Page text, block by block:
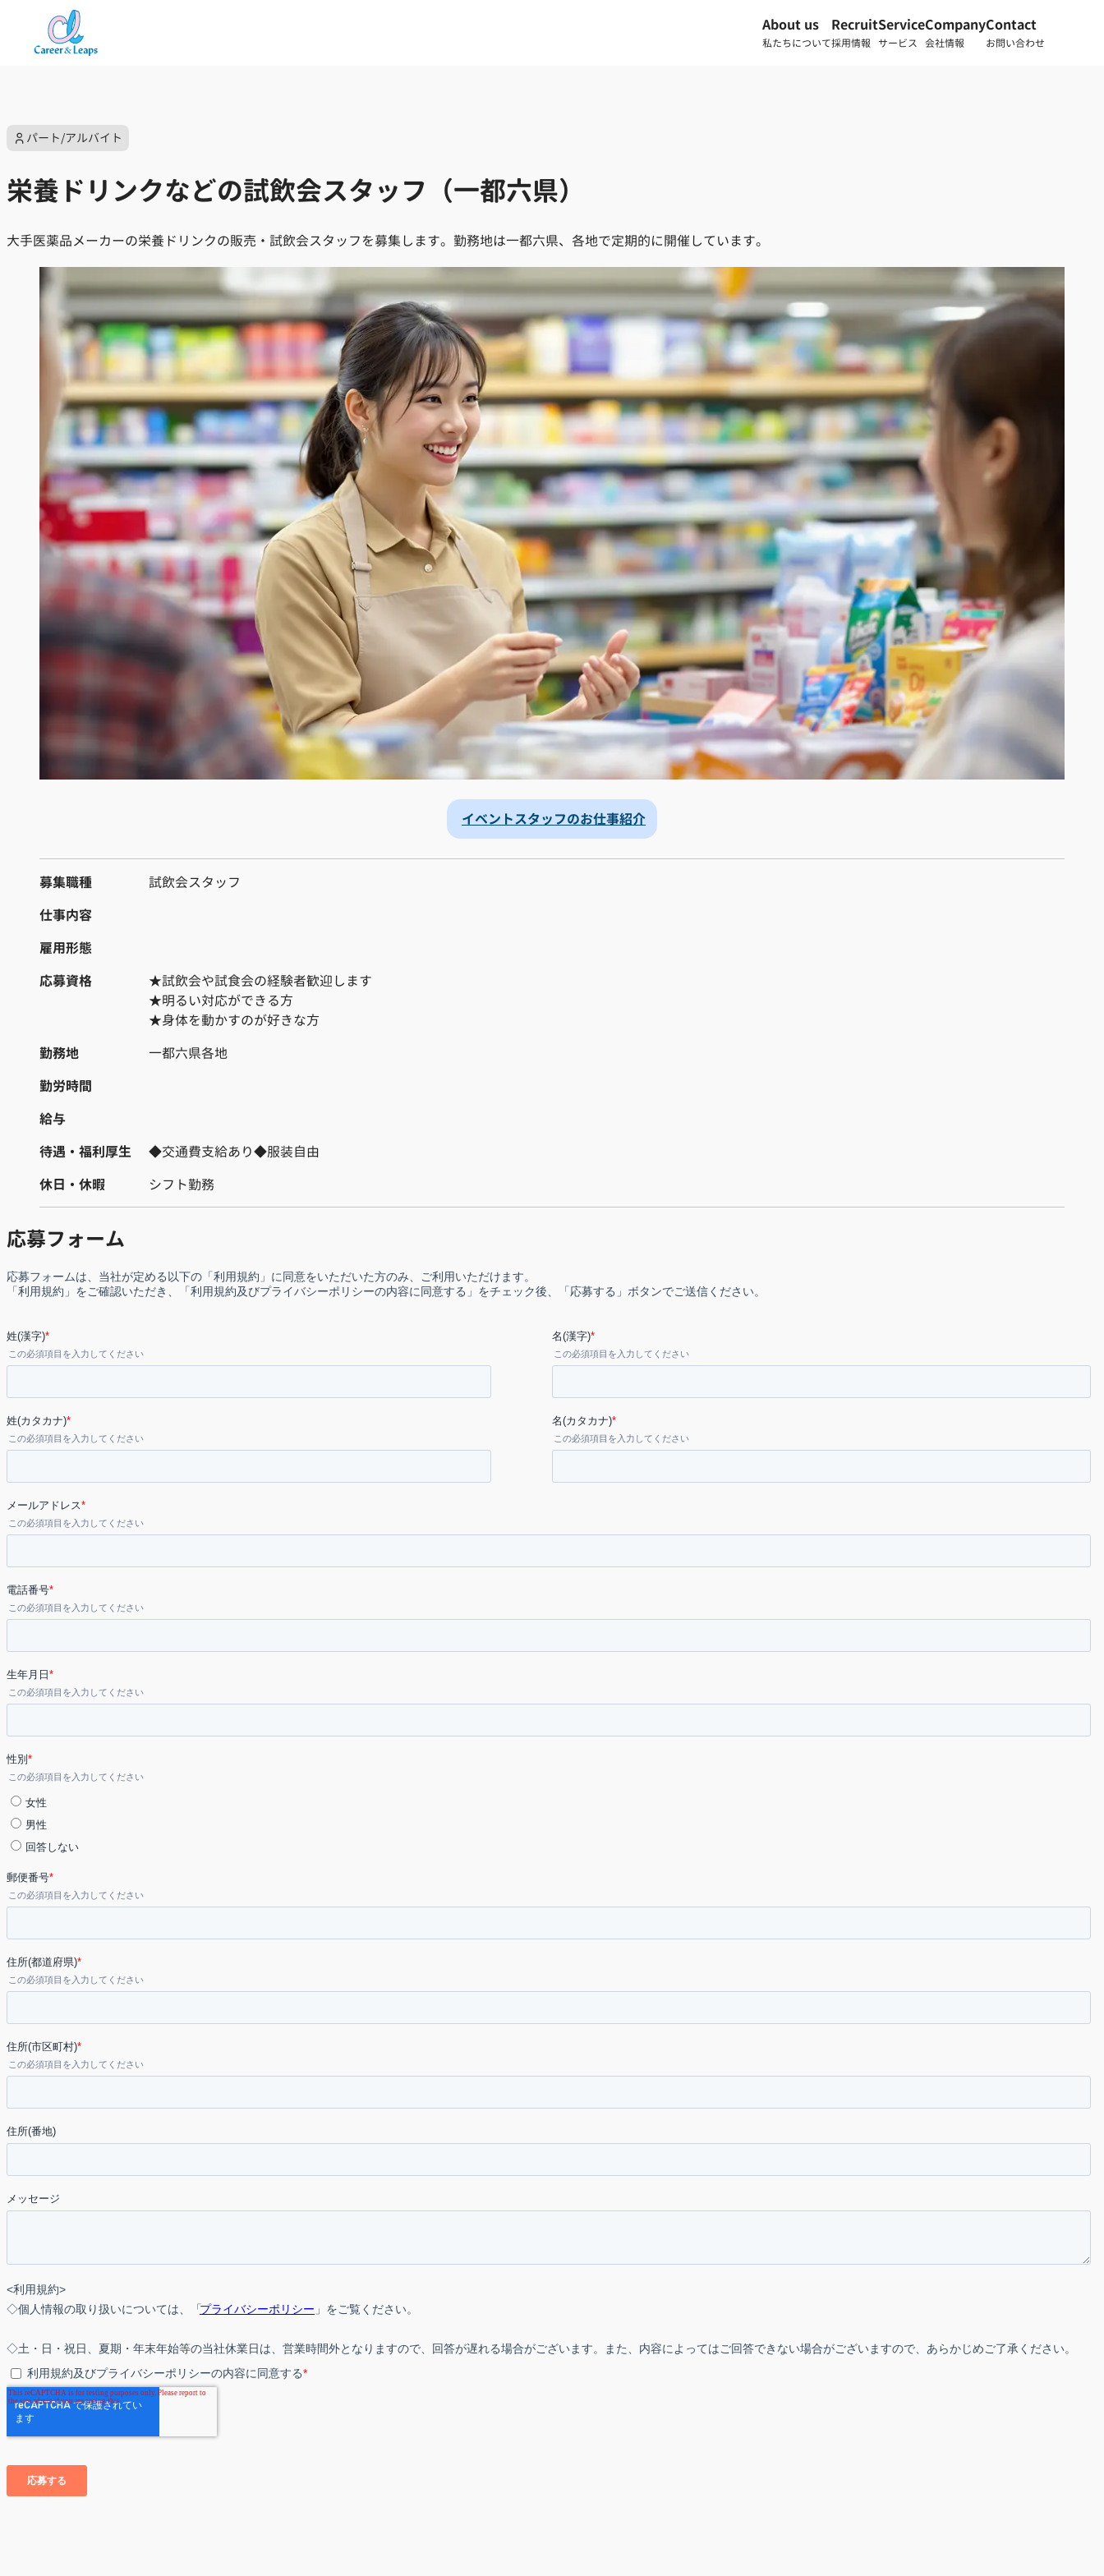
プ
About us
私たちについて
Recruit
採用情報
Service
サービス
Company
会社情報
Contact
お問い合わせ
パート/アルバイト
栄養ドリンクなどの試飲会スタッフ（一都六県）
大手医薬品メーカーの栄養ドリンクの販売・試飲会スタッフを募集します。勤務地は一都六県、各地で定期的に開催しています。
イベントスタッフのお仕事紹介
募集職種
試飲会スタッフ
仕事内容
雇用形態
応募資格
★試飲会や試食会の経験者歓迎します
★明るい対応ができる方
★身体を動かすのが好きな方
勤務地
一都六県各地
勤労時間
給与
待遇・福利厚生
◆交通費支給あり◆服装自由
休日・休暇
シフト勤務
応募フォーム